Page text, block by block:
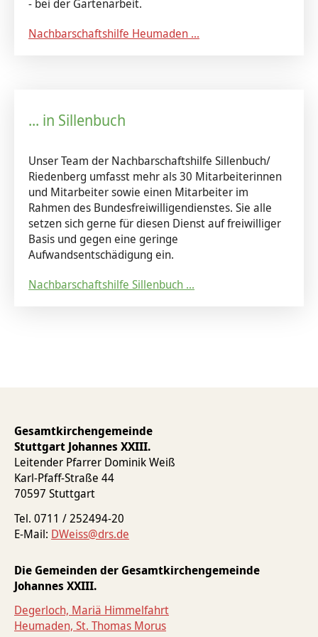
- bei der Gartenarbeit.
Nachbarschaftshilfe Heumaden ...
... in Sillenbuch
Unser Team der Nachbarschaftshilfe Sillenbuch/
Riedenberg umfasst mehr als 30 Mitarbeiterinnen
und Mitarbeiter sowie einen Mitarbeiter im
Rahmen des Bundesfreiwilligendienstes. Sie alle
setzen sich gerne für diesen Dienst auf freiwilliger
Basis und gegen eine geringe
Aufwandsentschädigung ein.
Nachbarschaftshilfe Sillenbuch ...
Gesamtkirchengemeinde
Stuttgart Johannes XXIII.
Leitender Pfarrer Dominik Weiß
Karl-Pfaff-Straße 44
70597 Stuttgart
Tel. 0711 / 252494-20
E-Mail: DWeiss@drs.de
Die Gemeinden der Gesamtkirchengemeinde
Johannes XXIII.
Degerloch, Mariä Himmelfahrt
Heumaden, St. Thomas Morus